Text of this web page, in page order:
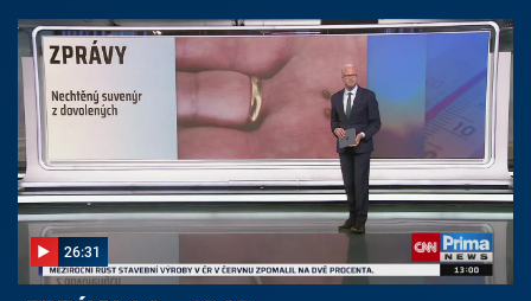
26:31